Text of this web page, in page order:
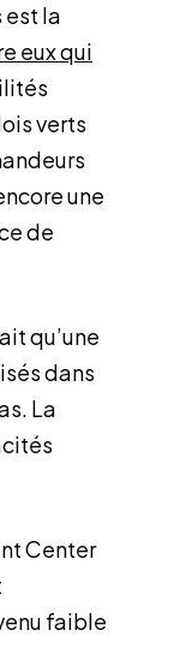
est la
eux qui
verts
une
de
qu’une
dans
La
Center
faible